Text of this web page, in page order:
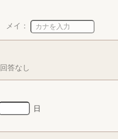
メイ：
回答なし
日